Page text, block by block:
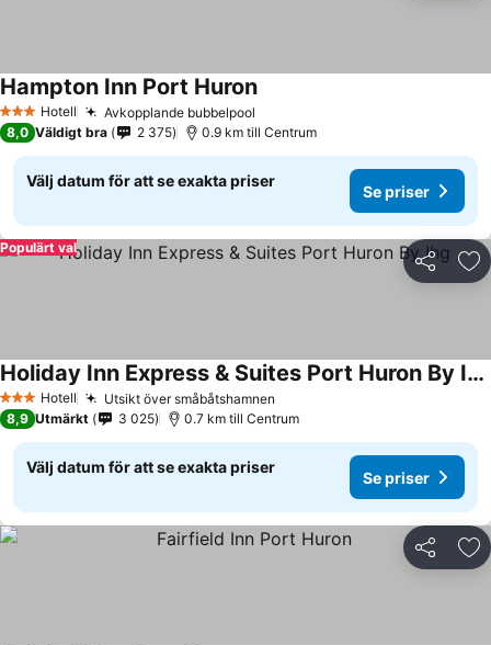
3 StjärnorHotell Avkopplande bubbelpool
Hampton Inn Port Huron
8,0 Väldigt bra 2 375 0.9 km till Centrum
Välj datum för att se exakta priser
Se priser
Dela
Populärt val
3 StjärnorHotell Utsikt över småbåtshamnen
Holiday Inn Express & Suites Port Huron By Ihg
8,9 Utmärkt 3 025 0.7 km till Centrum
Välj datum för att se exakta priser
Se priser
Dela